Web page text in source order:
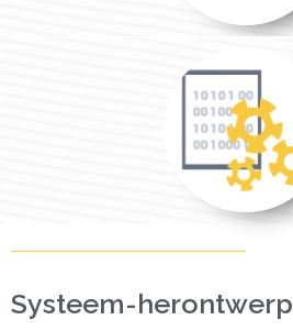
Systeem-herontwerp